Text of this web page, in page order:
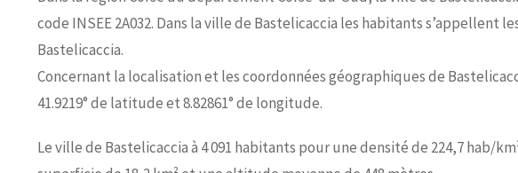
code INSEE 2A032. Dans la ville de Bastelicaccia les habitants s’appellent
Bastelicaccia.
Concernant la localisation et les coordonnées géographiques de
41.9219° de latitude et 8.82861° de longitude.
Le ville de Bastelicaccia à 4 091 habitants pour une densité de 224,7 hab/